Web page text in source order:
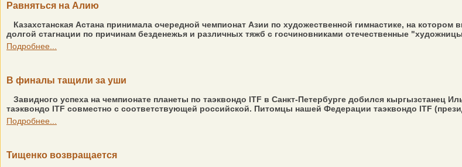
Равняться на Алию
Казахстанская Астана принимала очередной чемпионат Азии по художественной гимнастике, на
долгой стагнации по причинам безденежья и различных тяжб с госчиновниками отечественные
Подробнее...
В финалы тащили за уши
Завидного успеха на чемпионате планеты по таэквондо ITF в Санкт-Петербурге добился кыргызстанец
таэквондо ITF совместно с соответствующей российской. Питомцы нашей Федерации таэквондо ITF
Подробнее...
Тищенко возвращается